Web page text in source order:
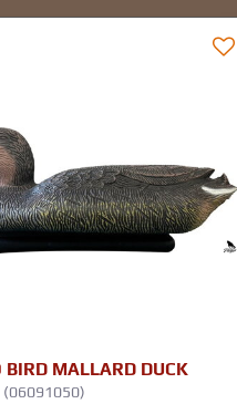
BIRD MALLARD DUCK
(06091050)